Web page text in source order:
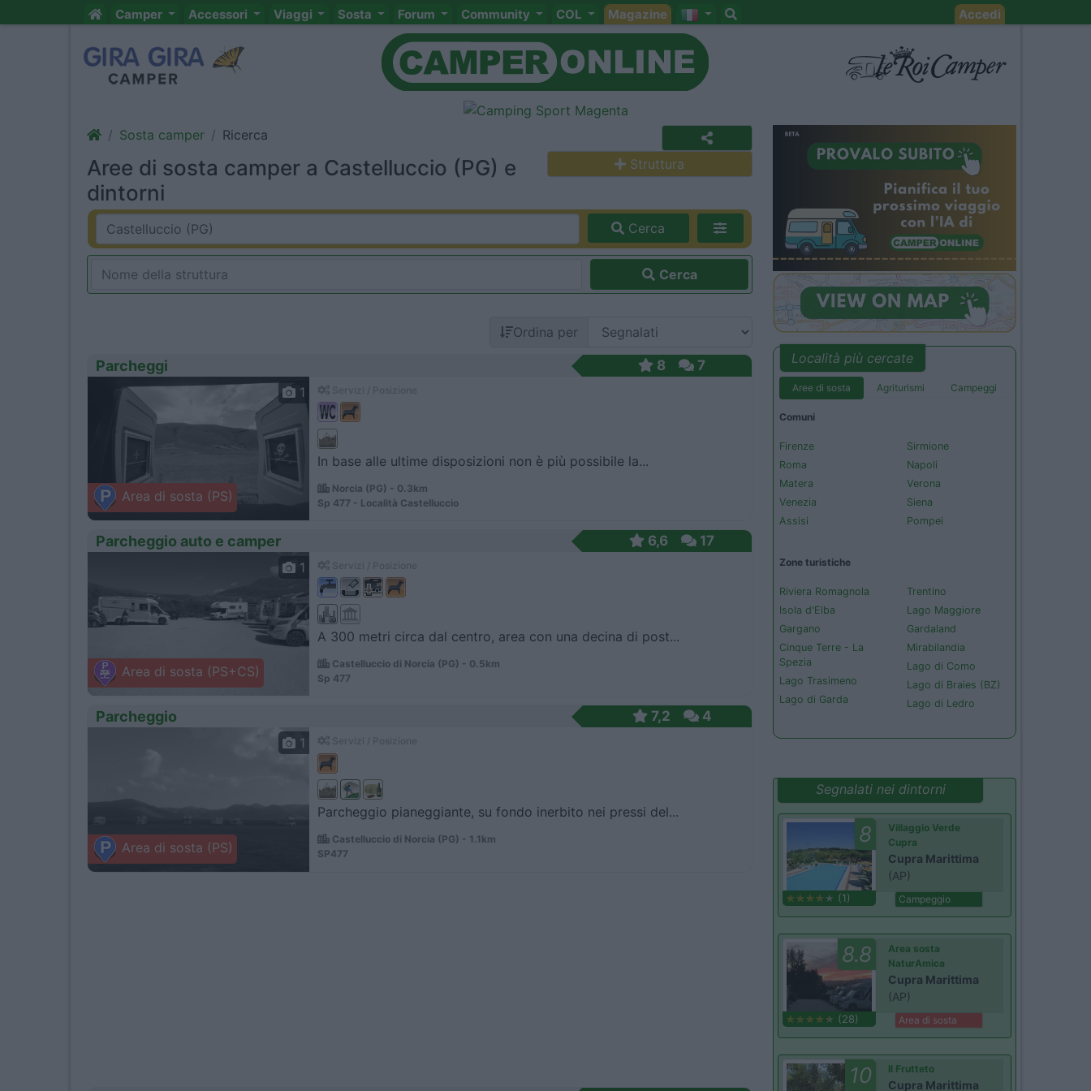
Camper Accessori Viaggi Sosta Forum Community COL Magazine Accedi
Sosta camper Ricerca
Aree di sosta camper a Castelluccio (PG) e
dintorni
Struttura
Cerca
Cerca
Ordina per
Parcheggi 8 7
Area di sosta (PS)
1
In base alle ultime disposizioni non è più possibile la...
Norcia (PG) - 0.3km
Sp 477 - Località Castelluccio
Parcheggio auto e camper 6,6 17
Area di sosta (PS+CS)
1
A 300 metri circa dal centro, area con una decina di post...
Castelluccio di Norcia (PG) - 0.5km
Sp 477
Parcheggio 7,2 4
Area di sosta (PS)
1
Parcheggio pianeggiante, su fondo inerbito nei pressi del...
Castelluccio di Norcia (PG) - 1.1km
SP477
Località più cercate
Aree di sosta Agriturismi Campeggi
Comuni
Firenze
Roma
Matera
Venezia
Assisi
Sirmione
Napoli
Verona
Siena
Pompei
Zone turistiche
Riviera Romagnola
Isola d'Elba
Gargano
Cinque Terre - La
Spezia
Lago Trasimeno
Lago di Garda
Trentino
Lago Maggiore
Gardaland
Mirabilandia
Lago di Como
Lago di Braies (BZ)
Lago di Ledro
Segnalati nei dintorni
8
(1)
Villaggio Verde
Cupra
Cupra Marittima
(AP)
Campeggio
8.8
(28)
Area sosta
NaturAmica
Cupra Marittima
(AP)
Area di sosta
10 Il Frutteto
Cupra Marittima